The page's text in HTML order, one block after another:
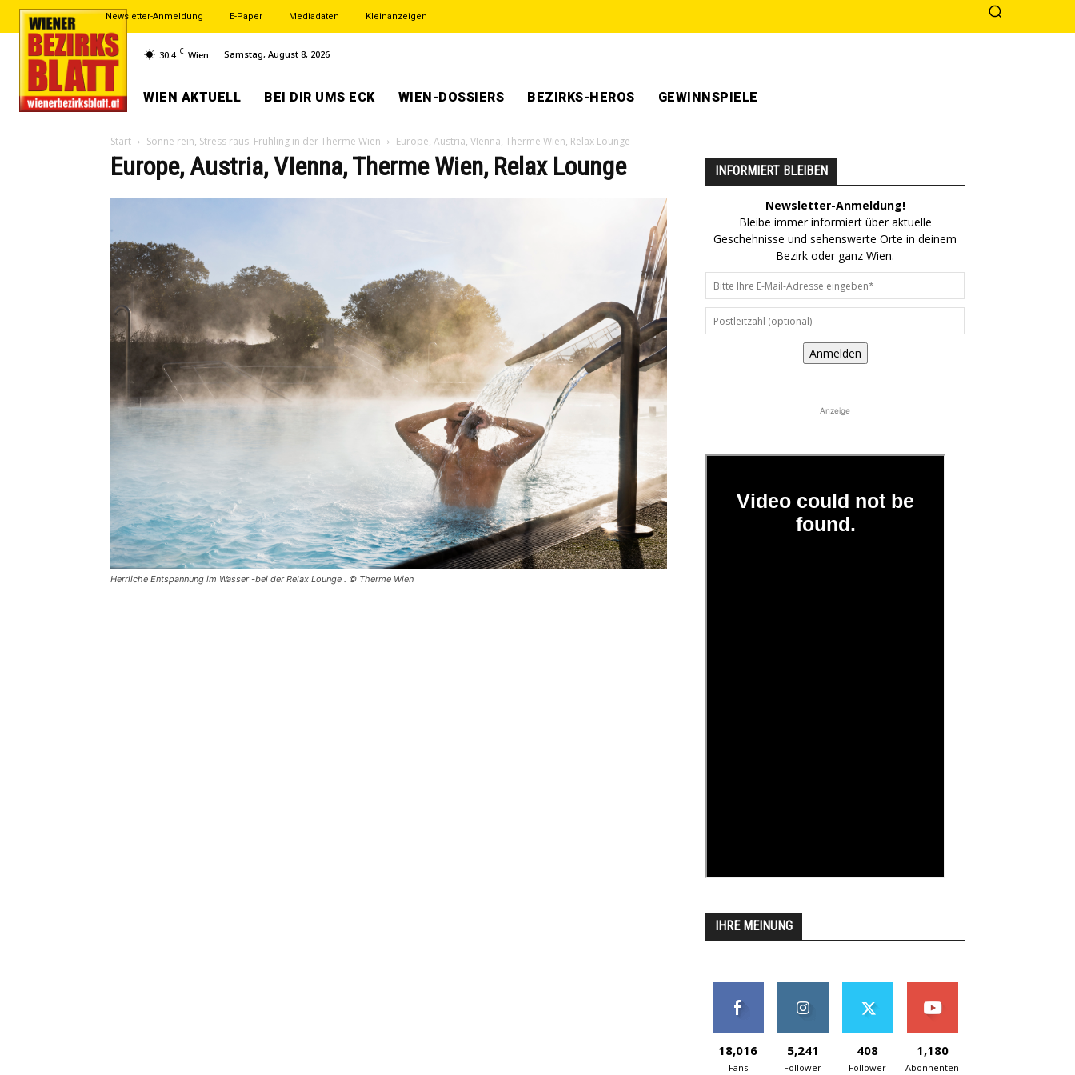
Newsletter-Anmeldung E-Paper Mediadaten Kleinanzeigen
30.4 C Wien Samstag, August 8, 2026
WIEN AKTUELL BEI DIR UMS ECK WIEN-DOSSIERS BEZIRKS-HEROS GEWINNSPIELE
Start Sonne rein, Stress raus: Frühling in der Therme Wien Europe, Austria, VIenna, Therme Wien, Relax Lounge
Europe, Austria, VIenna, Therme Wien, Relax Lounge
Herrliche Entspannung im Wasser -bei der Relax Lounge . © Therme Wien
INFORMIERT BLEIBEN
Newsletter-Anmeldung!
Bleibe immer informiert über aktuelle
Geschehnisse und sehenswerte Orte in deinem
Bezirk oder ganz Wien.
Anmelden
Anzeige
IHRE MEINUNG
18,016
Fans
5,241
Follower
408
Follower
1,180
Abonnenten